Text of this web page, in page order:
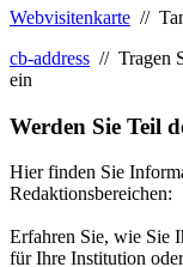
Webvisitenkarte //
cb-address // Tragen
ein
Werden Sie Teil
Hier finden Sie
Redaktionsbereichen:
Erfahren Sie, wie Sie
für Ihre Institution